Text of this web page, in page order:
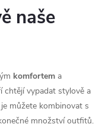
naše
komfortem a
chtějí vypadat stylově a
můžete kombinovat s
množství outfitů.